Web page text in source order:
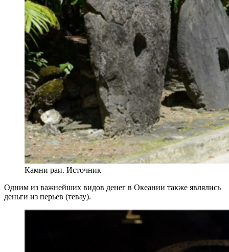
Камни раи. Источник
Одним из важнейших видов денег в Океании также являлись
деньги из перьев (тевау).